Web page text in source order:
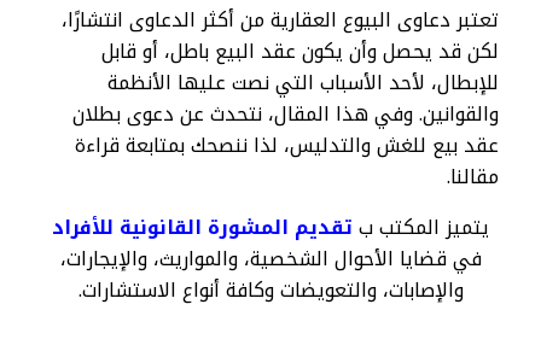
تعتبر دعاوى البيوع العقارية من أكثر الدعاوى انتشارًا،
لكن قد يحصل وأن يكون عقد البيع باطل، أو قابل
للإبطال، لأحد الأسباب التي نصت عليها الأنظمة
والقوانين. وفي هذا المقال، نتحدث عن دعوى بطلان
عقد بيع للغش والتدليس، لذا ننصحك بمتابعة قراءة
مقالنا.
يتميز المكتب بتقديم المشورة القانونية للأفراد
في قضايا الأحوال الشخصية، والمواريث، والإيجارات،
والإصابات، والتعويضات وكافة أنواع الاستشارات.